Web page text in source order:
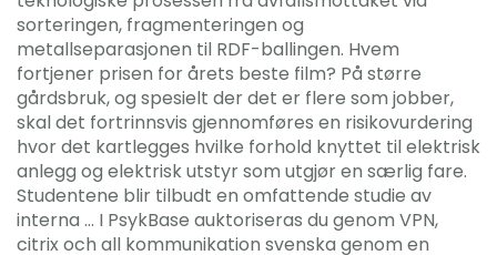
sorteringen, fragmenteringen og
metallseparasjonen til RDF-ballingen. Hvem
fortjener prisen for årets beste film? På større
gårdsbruk, og spesielt der det er flere som jobber,
skal det fortrinnsvis gjennomføres en risikovurdering
hvor det kartlegges hvilke forhold knyttet til elektrisk
anlegg og elektrisk utstyr som utgjør en særlig fare.
Studentene blir tilbudt en omfattende studie av
interna … I PsykBase auktoriseras du genom VPN,
citrix och all kommunikation svenska genom en